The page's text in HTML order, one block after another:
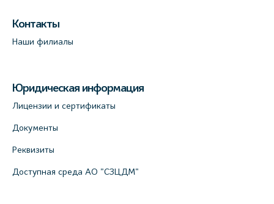
Контакты
Наши филиалы
Юридическая информация
Лицензии и сертификаты
Документы
Реквизиты
Доступная среда АО "СЗЦДМ"